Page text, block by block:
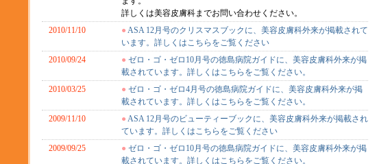
詳しくは美容皮膚科までお問い合わせください。
2010/11/10
● ASA 12月号のクリスマスブックに、美容皮膚科外来が掲載されて
います。詳しくはこちらをご覧ください
2010/09/24
● ゼロ・ゴ・ゼロ10月号の徳島病院ガイドに、美容皮膚科外来が掲
載されています。詳しくはこちらをご覧ください。
2010/03/25
● ゼロ・ゴ・ゼロ4月号の徳島病院ガイドに、美容皮膚科外来が掲
載されています。詳しくはこちらをご覧ください。
2009/11/10
● ASA 12月号のビューティーブックに、美容皮膚科外来が掲載され
ています。詳しくはこちらをご覧ください
2009/09/25
● ゼロ・ゴ・ゼロ10月号の徳島病院ガイドに、美容皮膚科外来が掲
載されています。詳しくはこちらをご覧ください。